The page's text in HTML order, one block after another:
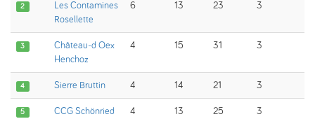
2
Les Contamines
Rosellette
6 13 23 3
3
Château-d Oex
Henchoz
4 15 31 3
4 Sierre Bruttin 4 14 21 3
5
CCG Schönried
4 13 25 3